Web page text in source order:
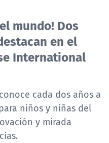
mundo! Dos
en el
International
cada dos años a
niños y niñas del
y mirada